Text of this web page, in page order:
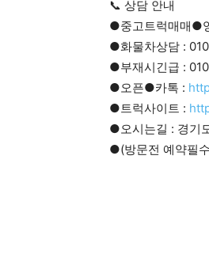
📞 상담 안내
●중고트럭매매●
●화물차상담 :
●부재시긴급 :
●오픈●카톡 :
●트럭사이트 :
●오시는길 : 경기
●(방문전 예약필